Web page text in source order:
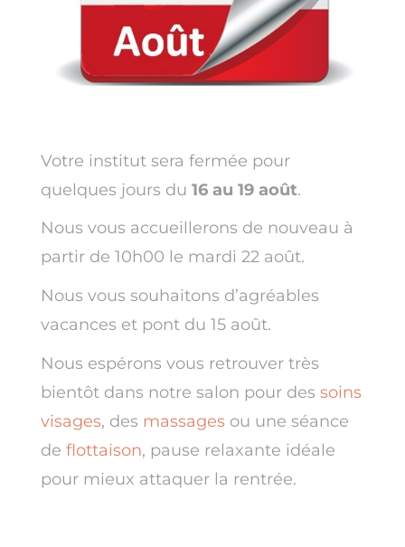
Votre institut sera fermée pour
quelques jours du 16 au 19 août.
Nous vous accueillerons de nouveau à
partir de 10h00 le mardi 22 août.
Nous vous souhaitons d’agréables
vacances et pont du 15 août.
Nous espérons vous retrouver très
bientôt dans notre salon pour des soins
visages, des massagesou une séance
de flottaison, pause relaxante idéale
pour mieux attaquer la rentrée.